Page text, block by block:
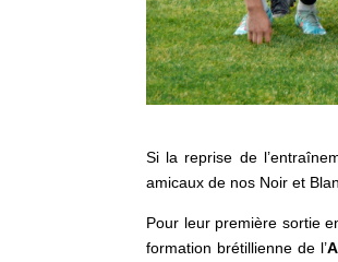
Si la reprise de
amicaux de nos Noir et
Pour leur première sortie
formation brétillienne de l’